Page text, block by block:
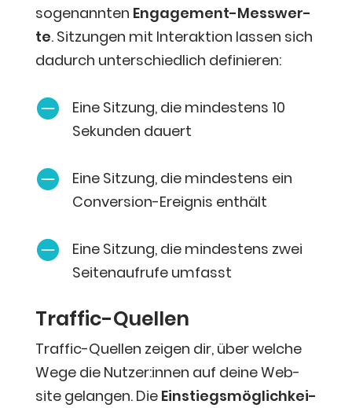
soge­nann­ten Enga­ge­ment-Mess­wer­
te. Sit­zun­gen mit Inter­ak­ti­on las­sen sich
dadurch unter­schied­lich definieren:

Eine Sit­zung, die min­des­tens 10
Sekun­den dauert

Eine Sit­zung, die min­des­tens ein
Con­ver­si­on-Ereig­nis enthält

Eine Sit­zung, die min­des­tens zwei
Sei­ten­auf­ru­fe umfasst
Traf­fic-Quel­len
Traf­fic-Quel­len zei­gen dir, über wel­che
Wege die Nutzer:innen auf dei­ne Web­
site gelan­gen. Die Ein­stiegs­mög­lich­kei­